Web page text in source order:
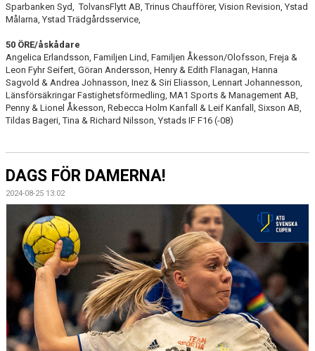
Sparbanken Syd, TolvansFlytt AB, Trinus Chaufförer, Vision Revision, Ystad
Målarna, Ystad Trädgårdsservice,
50 ÖRE/åskådare
Angelica Erlandsson, Familjen Lind, Familjen Åkesson/Olofsson, Freja &
Leon Fyhr Seifert, Göran Andersson, Henry & Edith Flanagan, Hanna
Sagvold & Andrea Johnasson, Inez & Siri Eliasson, Lennart Johannesson,
Länsförsäkringar Fastighetsförmedling, MA1 Sports & Management AB,
Penny & Lionel Åkesson, Rebecca Holm Kanfall & Leif Kanfall, Sixson AB,
Tildas Bageri, Tina & Richard Nilsson, Ystads IF F16 (-08)
DAGS FÖR DAMERNA!
2024-08-25 13:02